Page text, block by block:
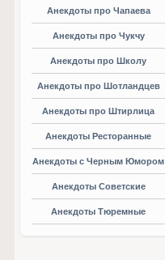
Анекдоты про Чапаева
Анекдоты про Чукчу
Анекдоты про Школу
Анекдоты про Шотландцев
Анекдоты про Штирлица
Анекдоты Ресторанные
Анекдоты с Черным Юмором
Анекдоты Советские
Анекдоты Тюремные